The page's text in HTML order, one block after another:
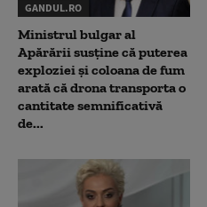
GANDUL.RO
Ministrul bulgar al
Apărării susține că puterea
exploziei și coloana de fum
arată că drona transporta o
cantitate semnificativă
de...